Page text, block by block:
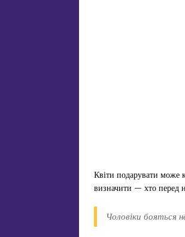
Квіти подарувати може
визначити — хто перед
Чоловіки бояться